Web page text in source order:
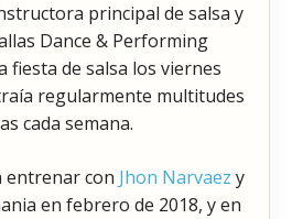
principal de salsa y
Dance & Performing
fiesta de salsa los viernes
regularmente multitudes
cada semana.
entrenar con Jhon Narvaez y
en febrero de 2018, y en